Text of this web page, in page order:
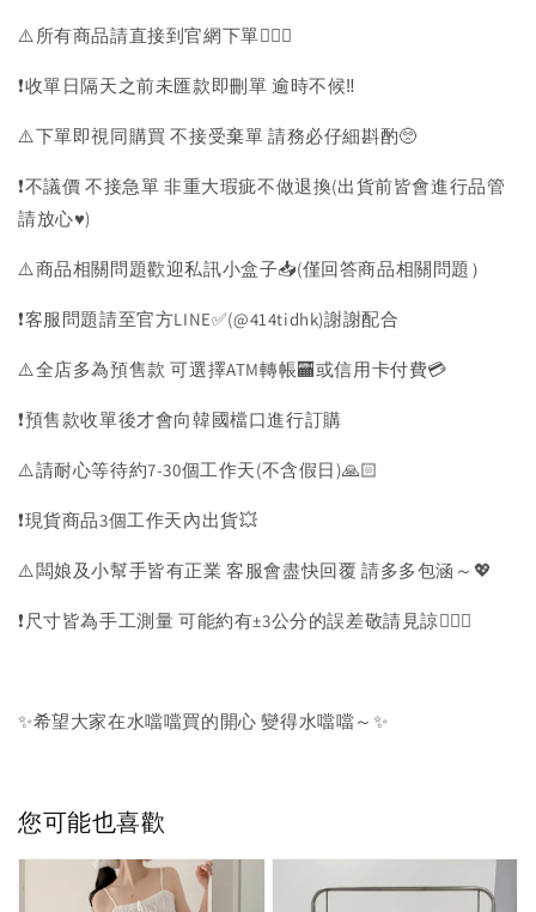
⚠️所有商品請直接到官網下單💁🏻‍♀️
❗️收單日隔天之前未匯款即刪單 逾時不候‼️
⚠️下單即視同購買 不接受棄單 請務必仔細斟酌🥺
❗️不議價 不接急單 非重大瑕疵不做退換(出貨前皆會進行品管
請放心♥️)
⚠️商品相關問題歡迎私訊小盒子📥(僅回答商品相關問題）
❗️客服問題請至官方LINE✅(@414tidhk)謝謝配合
⚠️全店多為預售款 可選擇ATM轉帳🏧或信用卡付費💳
❗️預售款收單後才會向韓國檔口進行訂購
⚠️請耐心等待約7-30個工作天(不含假日)🙏🏻
❗️現貨商品3個工作天內出貨💥
⚠️闆娘及小幫手皆有正業 客服會盡快回覆 請多多包涵～💖
❗️尺寸皆為手工測量 可能約有±3公分的誤差敬請見諒🙇🏻‍♀️
✨希望大家在水噹噹買的開心 變得水噹噹～✨
您可能也喜歡